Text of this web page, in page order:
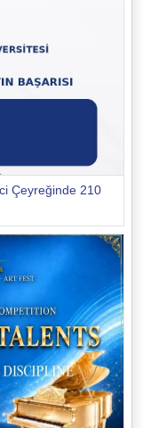
Çeyreğinde 210